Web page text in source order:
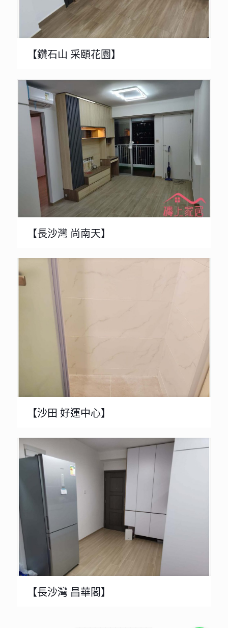
【鑽石山 采頤花園】
【長沙灣 尚南天】
【沙田 好運中心】
【長沙灣 昌華閣】